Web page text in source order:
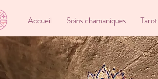
Accueil Soins chamaniques